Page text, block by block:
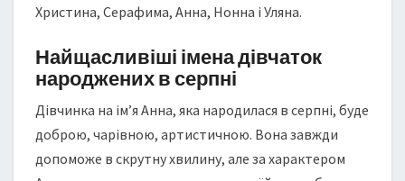
І
Христина, Серафима, Анна, Нонна і Уляна.
Найщасливіші імена дівчаток
народжених в серпні
Дівчинка на ім’я Анна, яка народилася в серпні, буде
доброю, чарівною, артистичною. Вона завжди
допоможе в скрутну хвилину, але за характером